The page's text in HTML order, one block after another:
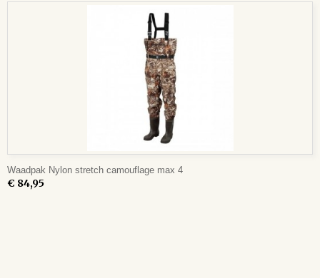
Waadpak Nylon stretch camouflage max 4
€ 84,95